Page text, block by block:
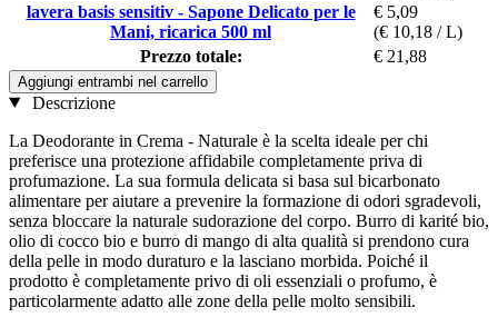
lavera basis sensitiv - Sapone Delicato per le
Mani, ricarica 500 ml
€ 5,09
(€ 10,18 / L)
Prezzo totale:
€ 21,88
Aggiungi entrambi nel carrello
Descrizione
La Deodorante in Crema - Naturale è la scelta ideale per chi
preferisce una protezione affidabile completamente priva di
profumazione. La sua formula delicata si basa sul bicarbonato
alimentare per aiutare a prevenire la formazione di odori sgradevoli,
senza bloccare la naturale sudorazione del corpo. Burro di karité bio,
olio di cocco bio e burro di mango di alta qualità si prendono cura
della pelle in modo duraturo e la lasciano morbida. Poiché il
prodotto è completamente privo di oli essenziali o profumo, è
particolarmente adatto alle zone della pelle molto sensibili.